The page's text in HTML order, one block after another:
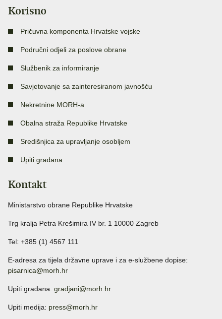
Korisno
Pričuvna komponenta Hrvatske vojske
Područni odjeli za poslove obrane
Službenik za informiranje
Savjetovanje sa zainteresiranom javnošću
Nekretnine MORH-a
Obalna straža Republike Hrvatske
Središnjica za upravljanje osobljem
Upiti građana
Kontakt
Ministarstvo obrane Republike Hrvatske
Trg kralja Petra Krešimira IV br. 1 10000 Zagreb
Tel: +385 (1) 4567 111
E-adresa za tijela državne uprave i za e-službene dopise:
pisarnica@morh.hr
Upiti građana: gradjani@morh.hr
Upiti medija: press@morh.hr